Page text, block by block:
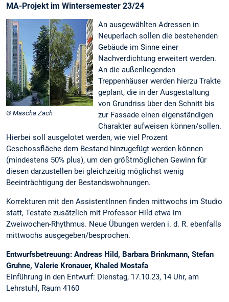
MA-Projekt im Wintersemester 23/24
© Mascha Zach
An ausgewählten Adressen in
Neuperlach sollen die bestehenden
Gebäude im Sinne einer
Nachverdichtung erweitert werden.
An die außenliegenden
Treppenhäuser werden hierzu Trakte
geplant, die in der Ausgestaltung
von Grundriss über den Schnitt bis
zur Fassade einen eigenständigen
Charakter aufweisen können/sollen.
Hierbei soll ausgelotet werden, wie viel Prozent
Geschossfläche dem Bestand hinzugefügt werden können
(mindestens 50% plus), um den größtmöglichen Gewinn für
diesen darzustellen bei gleichzeitig möglichst wenig
Beeinträchtigung der Bestandswohnungen.
Korrekturen mit den AssistentInnen finden mittwochs im Studio
statt, Testate zusätzlich mit Professor Hild etwa im
Zweiwochen-Rhythmus. Neue Übungen werden i. d. R. ebenfalls
mittwochs ausgegeben/besprochen.
Entwurfsbetreuung: Andreas Hild, Barbara Brinkmann, Stefan
Gruhne, Valerie Kronauer, Khaled Mostafa
Einführung in den Entwurf: Dienstag, 17.10.23, 14 Uhr, am
Lehrstuhl, Raum 4160